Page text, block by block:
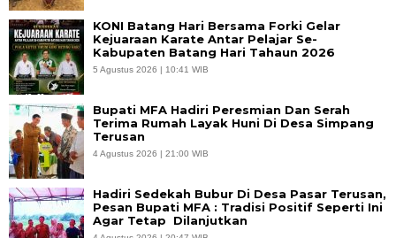
KONI Batang Hari Bersama Forki Gelar
Kejuaraan Karate Antar Pelajar Se-
Kabupaten Batang Hari Tahaun 2026
5 Agustus 2026 | 10:41 WIB
Bupati MFA Hadiri Peresmian Dan Serah
Terima Rumah Layak Huni Di Desa Simpang
Terusan
4 Agustus 2026 | 21:00 WIB
Hadiri Sedekah Bubur Di Desa Pasar Terusan,
Pesan Bupati MFA : Tradisi Positif Seperti Ini
Agar Tetap Dilanjutkan